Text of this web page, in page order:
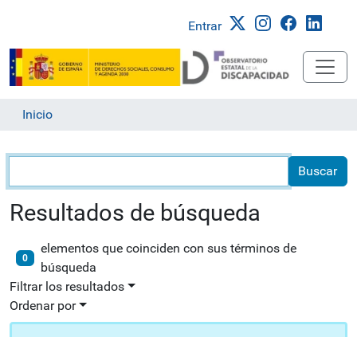
Entrar
Inicio
Resultados de búsqueda
0
elementos que coinciden con sus términos de
búsqueda
Filtrar los resultados
Ordenar por